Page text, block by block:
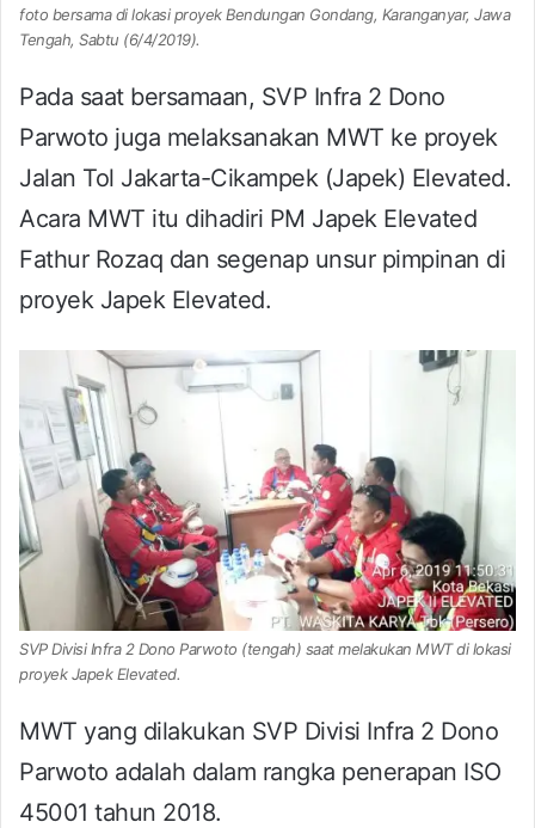
foto bersama di lokasi proyek Bendungan Gondang, Karanganyar, Jawa
Tengah, Sabtu (6/4/2019).
Pada saat bersamaan, SVP Infra 2 Dono
Parwoto juga melaksanakan MWT ke proyek
Jalan Tol Jakarta-Cikampek (Japek) Elevated.
Acara MWT itu dihadiri PM Japek Elevated
Fathur Rozaq dan segenap unsur pimpinan di
proyek Japek Elevated.
SVP Divisi Infra 2 Dono Parwoto (tengah) saat melakukan MWT di lokasi
proyek Japek Elevated.
MWT yang dilakukan SVP Divisi Infra 2 Dono
Parwoto adalah dalam rangka penerapan ISO
45001 tahun 2018.